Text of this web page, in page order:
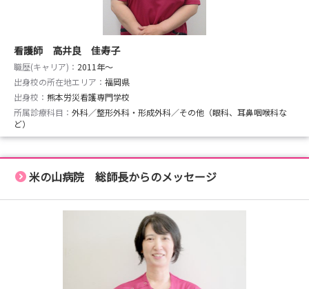
看護師 高井良 佳寿子
職歴(キャリア)： 2011年〜
出身校の所在地エリア： 福岡県
出身校： 熊本労災看護専門学校
所属診療科目： 外科／整形外科・形成外科／その他（眼科、耳鼻咽喉科な
ど）
米の山病院 総師長からのメッセージ